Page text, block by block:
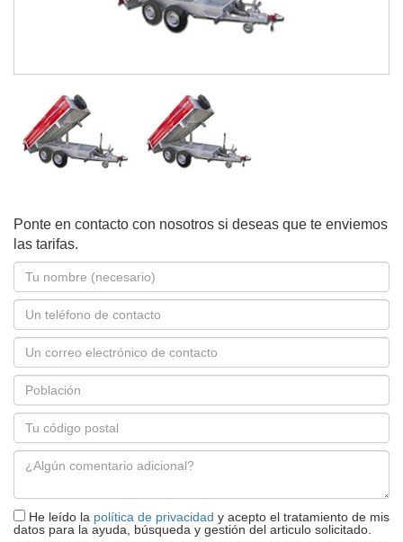
Ponte en contacto con nosotros si deseas que te enviemos
las tarifas.
Nombre
*
Teléfono
Correo
electrónico
Población
Código
postal
Mensaje
He leído la política de privacidad y acepto el tratamiento de mis
datos para la ayuda, búsqueda y gestión del articulo solicitado.